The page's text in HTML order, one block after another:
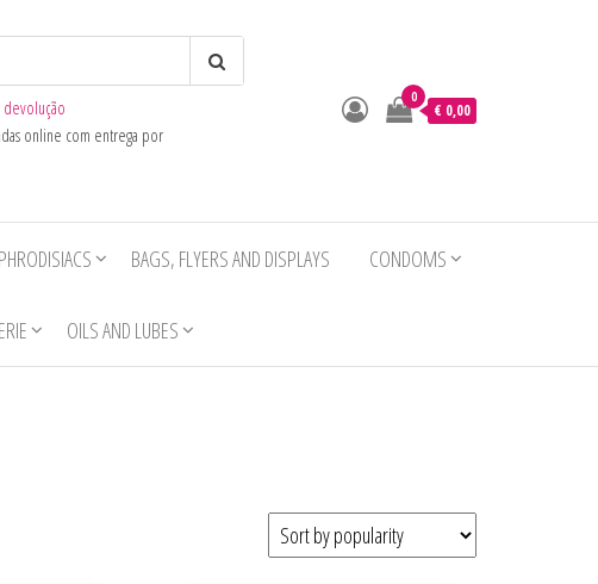
online com entrega por
0
€ 0,00
BAGS, FLYERS AND DISPLAYS CONDOMS
OILS AND LUBES